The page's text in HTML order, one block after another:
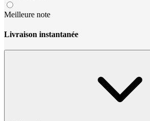
Meilleure note
Livraison instantanée